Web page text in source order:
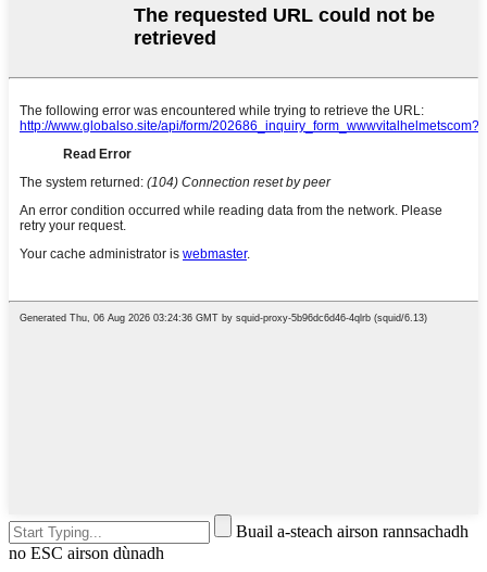
Buail a-steach airson rannsachadh
no ESC airson dùnadh